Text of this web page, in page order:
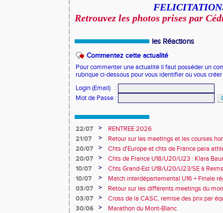
Retrouvez les photos prises par
les Réactions
Commentez cette actualité
Pour commenter une actualité il faut posséder un
rubrique ci-dessous pour vous identifier ou vous
Login (Email)
:
Mot de Passe :
22/07 >
RENTREE 2026
21/07
>
Retour sur les meetings et les courses
20/07
>
Chts d'Europe et chts de France para
champion d'Europe et multiples
20/07 >
Chts de France U18/U20/U23 : Klara
10e
10/07 >
Chts Grand-Est U18/U20/U23/SE à
10/07
>
Match interdépartemental U16 + Finale
Obernai
03/07 >
Retour sur les différents meetings du
03/07
>
Cross de la CASC, remise des prix par
collèges
30/06 >
Marathon du Mont-Blanc